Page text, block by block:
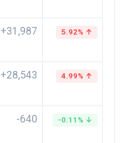
+31,987 5.92% ↑
+28,543 4.99% ↑
-640 -0.11% ↓